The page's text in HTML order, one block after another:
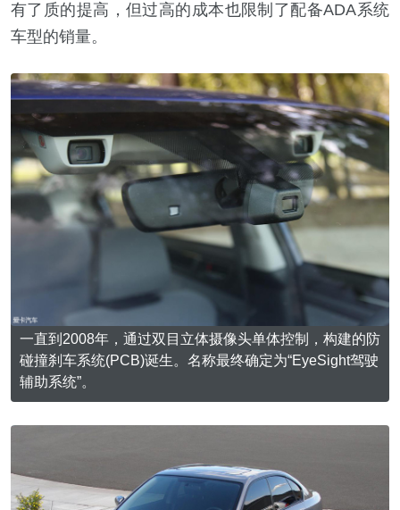
有了质的提高，但过高的成本也限制了配备ADA系统
车型的销量。
一直到2008年，通过双目立体摄像头单体控制，构建的防
碰撞刹车系统(PCB)诞生。名称最终确定为“EyeSight驾驶
辅助系统”。